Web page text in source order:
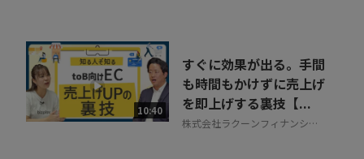
10:40
すぐに効果が出る。手間
も時間もかけずに売上げ
を即上げする裏技【...
株式会社ラクーンフィナンシャ